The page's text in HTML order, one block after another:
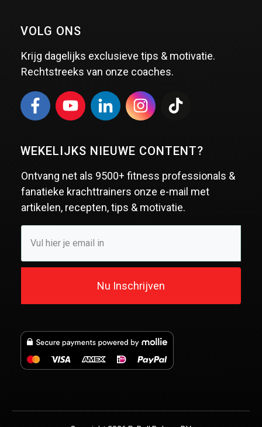
VOLG ONS
Krijg dagelijks exclusieve tips & motivatie.
Rechtstreeks van onze coaches.
WEKELIJKS NIEUWE CONTENT?
Ontvang net als 9500+ fitness professionals &
fanatieke krachttrainers onze e-mail met
artikelen, recepten, tips & motivatie.
Nu Inschrijven